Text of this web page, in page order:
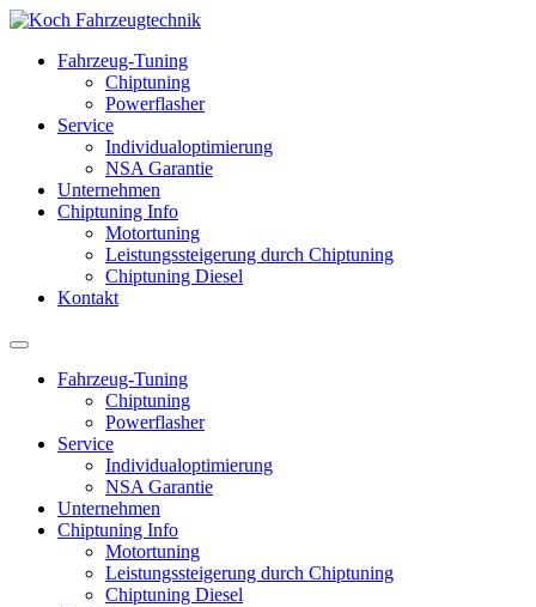
Fahrzeug-Tuning
Chiptuning
Powerflasher
Service
Individualoptimierung
NSA Garantie
Unternehmen
Chiptuning Info
Motortuning
Leistungssteigerung durch Chiptuning
Chiptuning Diesel
Kontakt
Fahrzeug-Tuning
Chiptuning
Powerflasher
Service
Individualoptimierung
NSA Garantie
Unternehmen
Chiptuning Info
Motortuning
Leistungssteigerung durch Chiptuning
Chiptuning Diesel